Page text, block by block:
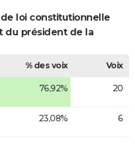
loi constitutionnelle
du président de la
% des voix
Voix
76,92% 20
23,08% 6